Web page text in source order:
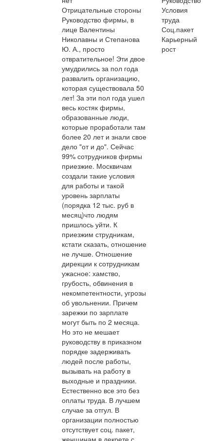
Отрицательные стороны
Руководство фирмы, в
лице Валентины
Николавны и Степанова
Ю. А., просто
отвратительное! Эти двое
умудрились за пол года
развалить организацию,
которая существовала 50
лет! За эти пол года ушел
весь костяк фирмы,
образованные люди,
которые проработали там
более 20 лет и знали свое
дело "от и до". Сейчас
99% сотрудников фирмы
приезжие. Москвичам
создали такие условия
для работы и такой
уровень зарплаты
(порядка 12 тыс. руб в
месяц)что людям
пришлось уйти. К
приезжим струдникам,
кстати сказать, отношение
не лучше. Отношение
дирекции к сотрудникам
ужасное: хамство,
грубость, обвинения в
некомпетентности, угрозы
об увольнении. Причем
зарежки по зарплате
могут быть по 2 месяца.
Но это не мешает
руководству в приказном
порядке задерживать
людей после работы,
вызывать на работу в
выходные и праздники.
Естественно все это без
оплаты труда. В лучшем
случае за отгул. В
организации полностью
отсутствует соц. пакет,
женщинам в декрете с
Условия
труда
Соц.пакет
Карьерный
рост